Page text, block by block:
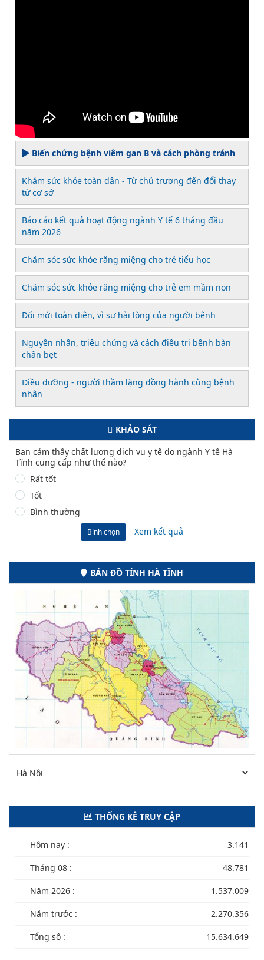
Biến chứng bệnh viêm gan B và cách phòng tránh
Khám sức khỏe toàn dân - Từ chủ trương đến đổi thay
từ cơ sở
Báo cáo kết quả hoạt động ngành Y tế 6 tháng đầu
năm 2026
Chăm sóc sức khỏe răng miệng cho trẻ tiểu học
Chăm sóc sức khỏe răng miệng cho trẻ em mầm non
Đổi mới toàn diện, vì sự hài lòng của người bệnh
Nguyên nhân, triệu chứng và cách điều trị bệnh bàn
chân bẹt
Điều dưỡng - người thầm lặng đồng hành cùng bệnh
nhân
KHẢO SÁT
Bạn cảm thấy chất lượng dịch vụ y tế do ngành Y tế Hà
Tĩnh cung cấp như thế nào?
Rất tốt
Tốt
Bình thường
Bình chọn Xem kết quả
BẢN ĐỒ TỈNH HÀ TĨNH
THỐNG KÊ TRUY CẬP
Hôm nay : 3.141
Tháng 08 : 48.781
Năm 2026 : 1.537.009
Năm trước : 2.270.356
Tổng số : 15.634.649